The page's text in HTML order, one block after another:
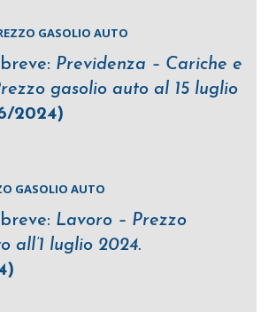
GASOLIO AUTO
Previdenza – Cariche e
gasolio auto al 15 luglio
2024)
GASOLIO AUTO
Lavoro – Prezzo
all’1 luglio 2024.